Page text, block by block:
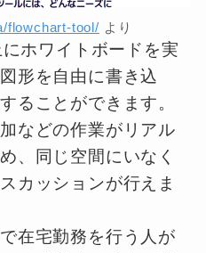
flowchart-tool/ より
ホワイトボードを実
形を自由に書き込
ることができます。
などの作業がリアル
、同じ空間にいなく
カッションが行えま
在宅勤務を行う人が